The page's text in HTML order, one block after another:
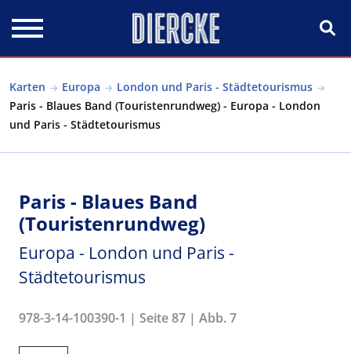
Karten Europa
London und Paris - Städtetourismus
Paris - Blaues Band (Touristenrundweg) - Europa - London
und Paris - Städtetourismus
Paris - Blaues Band
(Touristenrundweg)
Europa - London und Paris -
Städtetourismus
978-3-14-100390-1 | Seite 87 | Abb. 7